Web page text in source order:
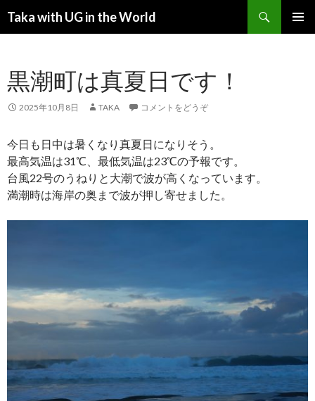
Taka with UG in the World
黒潮町は真夏日です！
2025年10月8日 TAKA コメントをどうぞ
今日も日中は暑くなり真夏日になりそう。
最高気温は31℃、最低気温は23℃の予報です。
台風22号のうねりと大潮で波が高くなっています。
満潮時は海岸の奥まで波が押し寄せました。